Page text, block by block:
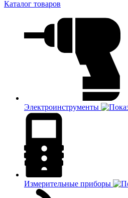
Каталог товаров
Электроинструменты
Измерительные приборы